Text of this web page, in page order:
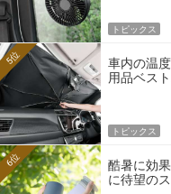
トピックス
車内の温
用品ベスト
5位
トピックス
酷暑に効
に待望の
6位